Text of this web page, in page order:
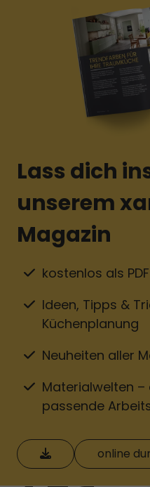
Lass dich
unserem
Magazin
kostenlos als PDF
Ideen, Tipps &
Küchenplanung
Neuheiten aller
Materialwelten
passende
herunterladen
online